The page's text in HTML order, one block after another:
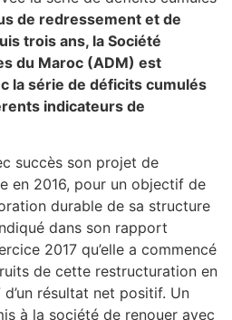
de redressement et de
trois ans, la Société
du Maroc (ADM) est
la série de déficits cumulés
indicateurs de
succès son projet de
en 2016, pour un objectif de
durable de sa structure
dans son rapport
2017 qu’elle a commencé
de cette restructuration en
d’un résultat net positif. Un
à la société de renouer avec